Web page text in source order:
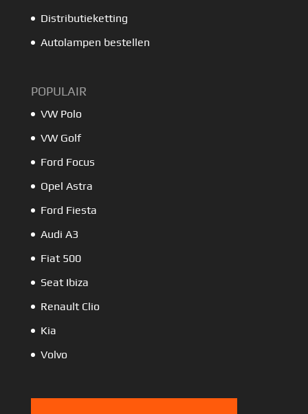
Distributieketting
Autolampen bestellen
POPULAIR
VW Polo
VW Golf
Ford Focus
Opel Astra
Ford Fiesta
Audi A3
Fiat 500
Seat Ibiza
Renault Clio
Kia
Volvo